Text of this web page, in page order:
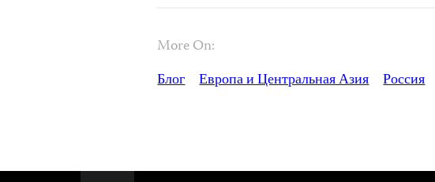
More On:
Блог Европа и Центральная Азия Россия